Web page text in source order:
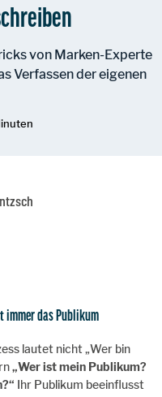
von Marken-Experte
Verfassen der eigenen
immer das Publikum
lautet nicht „Wer bin
„Wer ist mein Publikum?
Ihr Publikum beeinflusst